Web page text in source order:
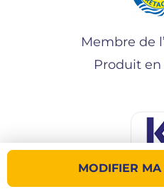
MODIFIER MA
Membre de
Produit